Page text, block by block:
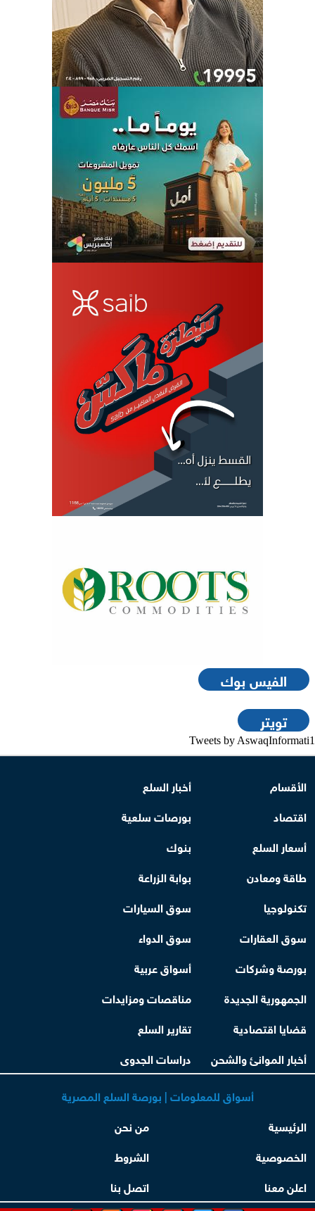
الفيس بوك
تويتر
Tweets by AswaqInformati1
الأقسام
أخبار السلع
اقتصاد
بورصات سلعية
أسعار السلع
بنوك
طاقة ومعادن
بوابة الزراعة
تكنولوجيا
سوق السيارات
سوق العقارات
سوق الدواء
بورصة وشركات
أسواق عربية
الجمهورية الجديدة
مناقصات ومزايدات
قضايا اقتصادية
تقارير السلع
أخبار الموانئ والشحن
دراسات الجدوى
أسواق للمعلومات | بورصة السلع المصرية
الرئيسية
من نحن
الخصوصية
الشروط
اعلن معنا
اتصل بنا